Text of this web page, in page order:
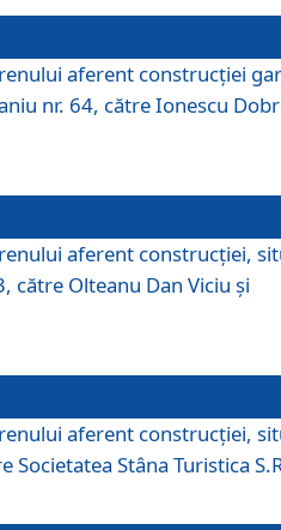
aferent construcției
nr. 64, către Ionescu
aferent construcției,
către Olteanu Dan Viciu și
aferent construcției,
Societatea Stâna Turistica